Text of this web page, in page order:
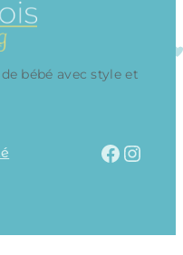
bébé avec style et
Facebook Instagram